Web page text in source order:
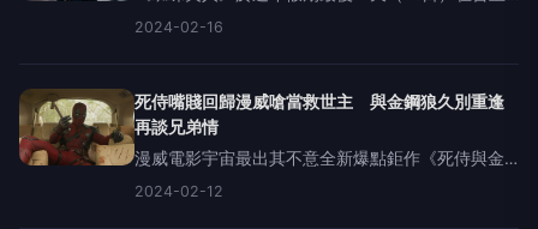
映，集結多位當紅女星達珂塔強生、席德妮史威
雄電影上映當天即在網路上引發熱烈討論，超高熱
度也反映在開片的票房成績
2024-02-16
死侍嘴賤回歸漫威嗆當救世主 與金鋼狼久別重逢
再談兄弟情
漫威電影宇宙最出其不意全新爆點鉅作《死侍與金
鋼狼》（暫譯）
2024-02-12